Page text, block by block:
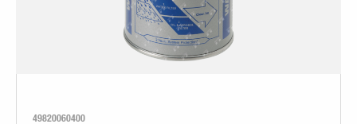
49820060400